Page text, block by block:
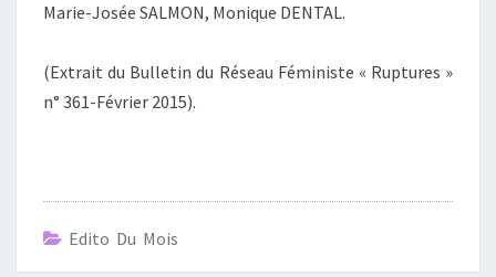
Marie-Josée SALMON, Monique DENTAL.
(Extrait du Bulletin du Réseau Féministe « Ruptures »
n° 361-Février 2015).
Edito Du Mois